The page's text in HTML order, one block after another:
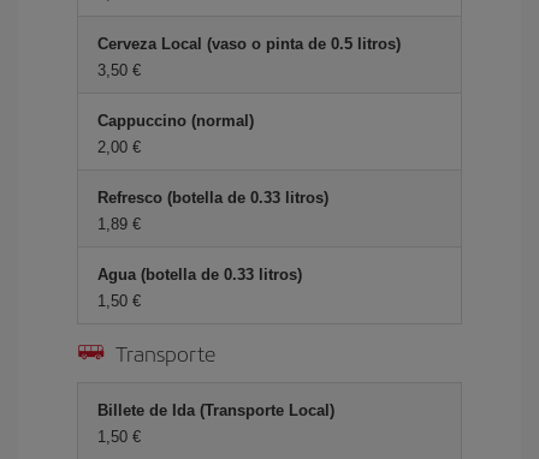
Cerveza Local (vaso o pinta de 0.5 litros)
3,50 €
Cappuccino (normal)
2,00 €
Refresco (botella de 0.33 litros)
1,89 €
Agua (botella de 0.33 litros)
1,50 €
Transporte
Billete de Ida (Transporte Local)
1,50 €